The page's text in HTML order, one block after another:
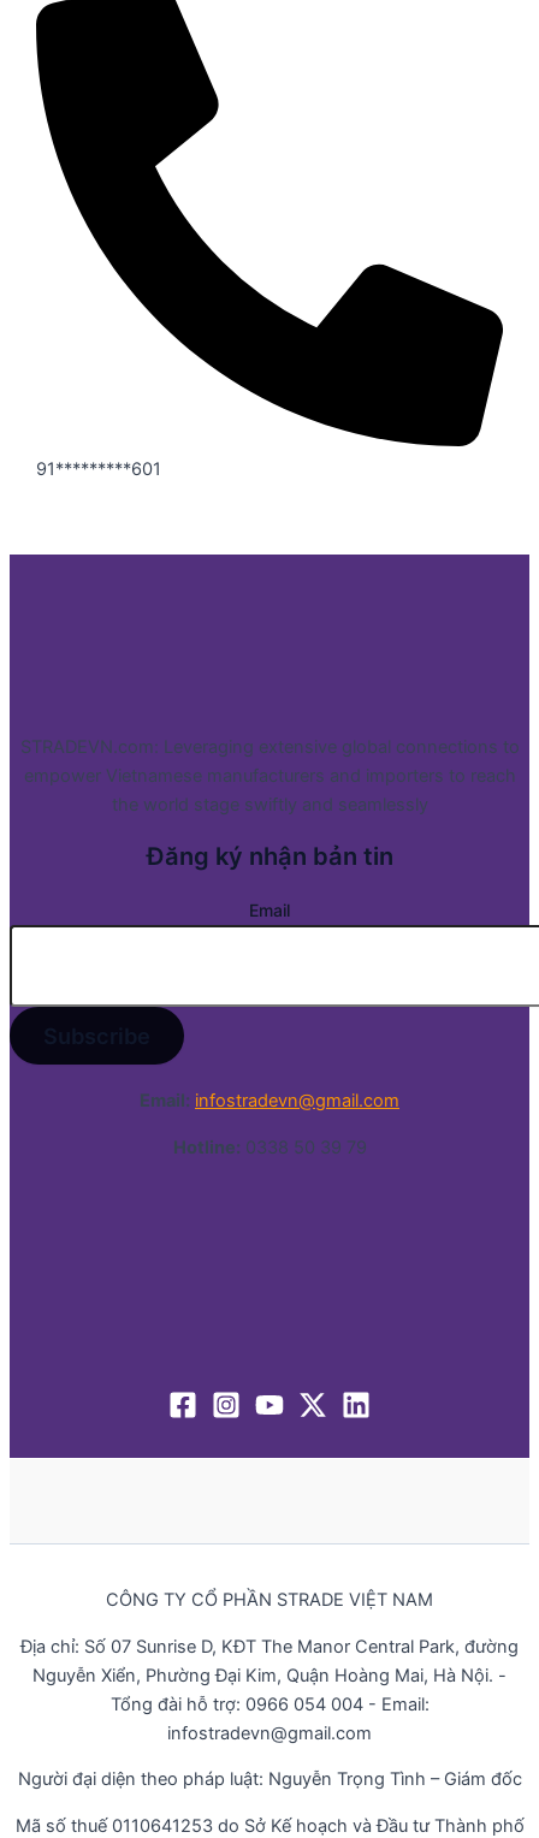
91*********601
STRADEVN.com: Leveraging extensive global connections to
empower Vietnamese manufacturers and importers to reach
the world stage swiftly and seamlessly
Đăng ký nhận bản tin
Email
Email: infostradevn@gmail.com
Hotline: 0338 50 39 79
CÔNG TY CỔ PHẦN STRADE VIỆT NAM
Địa chỉ: Số 07 Sunrise D, KĐT The Manor Central Park, đường
Nguyễn Xiển, Phường Đại Kim, Quận Hoàng Mai, Hà Nội. -
Tổng đài hỗ trợ: 0966 054 004 - Email:
infostradevn@gmail.com
Người đại diện theo pháp luật: Nguyễn Trọng Tình – Giám đốc
Mã số thuế 0110641253 do Sở Kế hoạch và Đầu tư Thành phố